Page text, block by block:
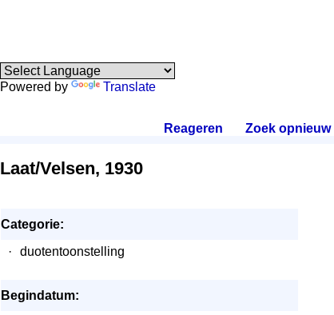
Powered by Translate
Reageren Zoek opnieuw.
Laat/Velsen, 1930
Categorie:
·
duotentoonstelling
Begindatum: